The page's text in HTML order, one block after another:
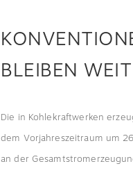
BLEIBEN
Die in Kohlekraftwerken
dem Vorjahreszeitraum um
an der